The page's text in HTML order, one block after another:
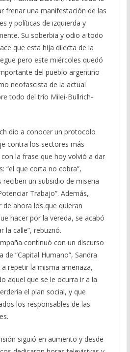
A
p
p
ar
ti
r
frenar una manifestación de las
y políticas de izquierda y
Su soberbia y odio a todo
que esta hija dilecta de la
pero este miércoles quedó
del pueblo argentino
neofascista de la actual
todo del trío Milei-Bullrich-
dio a conocer un protocolo
contra los sectores más
la frase que hoy volvió a dar
“el que corta no cobra”,
un subsidio de miseria
Trabajo”. Además,
ahora los que quieran
hacer por la vereda, se acabó
la calle”, rebuznó.
continuó con un discurso
“Capital Humano”, Sandra
repetir la misma amenaza,
aquel que se le ocurra ir a la
el plan social, y que
los responsables de las
siguió en aumento y desde